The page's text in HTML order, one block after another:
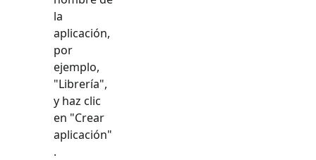
la
aplicación,
por
ejemplo,
"Librería",
y haz clic
en "Crear
aplicación"
.